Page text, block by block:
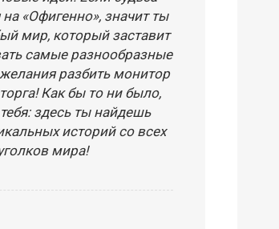
на «Офигенно», значит ты
мир, который заставит
самые разнообразные
разбить монитор
Как бы то ни было,
здесь ты найдешь
историй со всех
мира!